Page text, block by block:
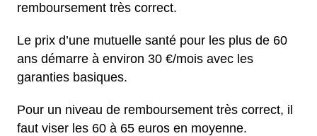
remboursement très correct.
Le prix d’une mutuelle santé pour les plus de 60
ans démarre à environ 30 €/mois avec les
garanties basiques.
Pour un niveau de remboursement très correct, il
faut viser les 60 à 65 euros en moyenne.